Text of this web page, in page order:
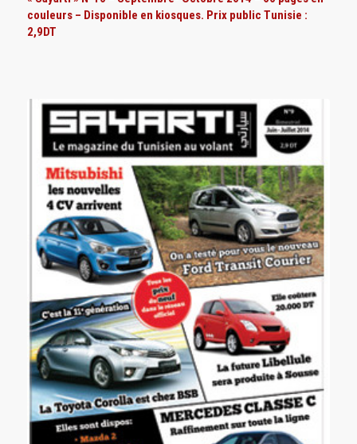
couleurs – Disponible en kiosques. Prix public Tunisie :
2,9DT